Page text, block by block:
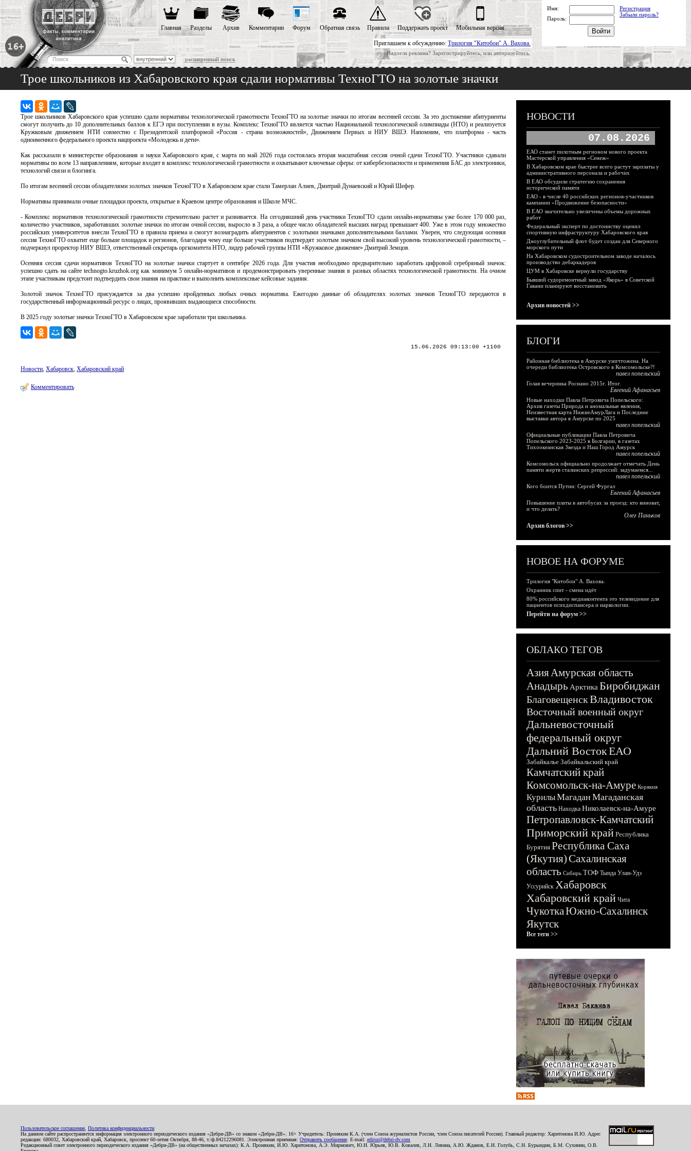
Приглашаем к обсуждению: Трилогия "Китобои" А. Вахова.
Надоела реклама? Зарегистрируйтесь, или авторизуйтесь.
расширенный поиск
Главная Разделы Архив Комментарии Форум Обратная связь Правила Поддержать проект Мобильная версия
Имя:
Регистрация
Забыли пароль?
Пароль:
Трое школьников из Хабаровского края сдали нормативы ТехноГТО на золотые значки
Трое школьников Хабаровского края успешно сдали нормативы технологической грамотности ТехноГТО на золотые значки по итогам весенней сессии. За это достижение абитуриенты
смогут получить до 10 дополнительных баллов к ЕГЭ при поступлении в вузы. Комплекс ТехноГТО является частью Национальной технологической олимпиады (НТО) и реализуется
Кружковым движением НТИ совместно с Президентской платформой «Россия - страна возможностей», Движением Первых и НИУ ВШЭ. Напомним, что платформа - часть
одноименного федерального проекта нацпроекта «Молодежь и дети».
Как рассказали в министерстве образования и науки Хабаровского края, с марта по май 2026 года состоялась вторая масштабная сессия очной сдачи ТехноГТО. Участники сдавали
нормативы по всем 13 направлениям, которые входят в комплекс технологической грамотности и охватывают ключевые сферы: от кибербезопасности и применения БАС до электроники,
технологий связи и блогинга.
По итогам весенней сессии обладателями золотых значков ТехноГТО в Хабаровском крае стали Тамерлан Алиев, Дмитрий Дунаевский и Юрий Шефер.
Нормативы принимали очные площадки проекта, открытые в Краевом центре образования и Школе МЧС.
- Комплекс нормативов технологической грамотности стремительно растет и развивается. На сегодняшний день участники ТехноГТО сдали онлайн-нормативы уже более 170 000 раз,
количество участников, заработавших золотые значки по итогам очной сессии, выросло в 3 раза, а общее число обладателей высших наград превышает 400. Уже в этом году множество
российских университетов внесли ТехноГТО в правила приема и смогут вознаградить абитуриентов с золотыми значками дополнительными баллами. Уверен, что следующая осенняя
сессия ТехноГТО охватит еще больше площадок и регионов, благодаря чему еще больше участников подтвердят золотым значком свой высокий уровень технологической грамотности, –
подчеркнул проректор НИУ ВШЭ, ответственный секретарь оргкомитета НТО, лидер рабочей группы НТИ «Кружковое движение» Дмитрий Земцов.
Осенняя сессия сдачи нормативов ТехноГТО на золотые значки стартует в сентябре 2026 года. Для участия необходимо предварительно заработать цифровой серебряный значок:
успешно сдать на сайте technogto.kruzhok.org как минимум 5 онлайн-нормативов и продемонстрировать уверенные знания в разных областях технологической грамотности. На очном
этапе участникам предстоит подтвердить свои знания на практике и выполнить комплексные кейсовые задания.
Золотой значок ТехноГТО присуждается за два успешно пройденных любых очных норматива. Ежегодно данные об обладателях золотых значков ТехноГТО передаются в
государственный информационный ресурс о лицах, проявивших выдающиеся способности.
В 2025 году золотые значки ТехноГТО в Хабаровском крае заработали три школьника.
15.06.2026 09:13:00 +1100
Новости, Хабаровск, Хабаровский край
Комментировать
НОВОСТИ
07.08.2026
ЕАО станет пилотным регионом нового проекта
Мастерской управления «Сенеж»
В Хабаровском крае быстрее всего растут зарплаты у
административного персонала и рабочих
В ЕАО обсудили стратегию сохранения
исторической памяти
ЕАО - в числе 40 российских регионов-участников
кампании «Продвижение безопасности»
В ЕАО значительно увеличены объемы дорожных
работ
Федеральный эксперт по достоинству оценил
спортивную инфраструктуру Хабаровского края
Дноуглубительный флот будет создан для Северного
морского пути
На Хабаровском судостроительном заводе началось
производство дебаркадеров
ЦУМ в Хабаровске вернули государству
Бывший судоремонтный завод «Якорь» в Советской
Гавани планируют восстановить
Архив новостей >>
БЛОГИ
Районная библиотека в Амурске уничтожена. На
очереди библиотека Островского в Комсомольске?!
павел попельский
Голая вечеринка Роснано 2015г. Итог.
Евгений Афанасьев
Новые находки Павла Петровича Попельского:
Архив газеты Природа и аномальные явления,
Неизвестная карта НижнеАмурЛага и Последние
выставки автора в Амурске по 2025
павел попельский
Официальные публикации Павла Петровича
Попельского 2023-2025 в Болгарии, в газетах
Тихоокеанская Звезда и Наш Город Амурск
павел попельский
Комсомольск официально продолжает отмечать День
памяти жертв сталинских репрессий: задумаемся...
павел попельский
Кого боится Путин: Сергей Фургал
Евгений Афанасьев
Повышение платы в автобусах за проезд: кто виноват,
и что делать?
Олег Паньков
Архив блогов >>
НОВОЕ НА ФОРУМЕ
Трилогия "Китобои" А. Вахова.
Охранник спит - смена идёт
80% российского медиаконтента это телевидение для
пациентов психдиспансера и наркологии.
Перейти на форум >>
ОБЛАКО ТЕГОВ
АзияАмурская область
Анадырь Арктика Биробиджан
БлаговещенскВладивосток
Восточный военный округ
Дальневосточный
федеральный округ
Дальний ВостокЕАО
Забайкалье Забайкальский край
Камчатский край
Комсомольск-на-Амуре Корякия
КурилыМагадан Магаданская
область Находка Николаевск-на-Амуре
Петропавловск-Камчатский
Приморский край Республика
Бурятия Республика Саха
(Якутия)Сахалинская
область Сибирь ТОФ Тында Улан-Удэ
Уссурийск Хабаровск
Хабаровский край Чита
ЧукоткаЮжно-Сахалинск
Якутск
Все теги >>
Пользовательское соглашение Политика конфиденциальности
На данном сайте распространяется информация электронного периодического издания «Дебри-ДВ» со знаком «Дебри-ДВ». 16+ Учредитель: Пронякин К.А. (член Союза журналистов России, член Союза писателей России). Главный редактор: Харитонова И.Ю. Адрес
редакции: 680032, Хабаровский край, Хабаровск, проспект 60-летия Октября, 88-46, т./ф.84212296081. Электронная приемная: Отправить сообщение . E-mail: editor@debri-dv.com
Редакционный совет электронного периодического издания «Дебри-ДВ» (на общественных началах): К.А. Пронякин, И.Ю. Харитонова, А.Э. Мирмович, Ю.Н. Юрьев, Ю.В. Ковалев, Л.Н. Левина, А.Ю. Жданов, Е.Н. Голубь, С.Н. Бурындин, Б.М. Сухинин, О.В.